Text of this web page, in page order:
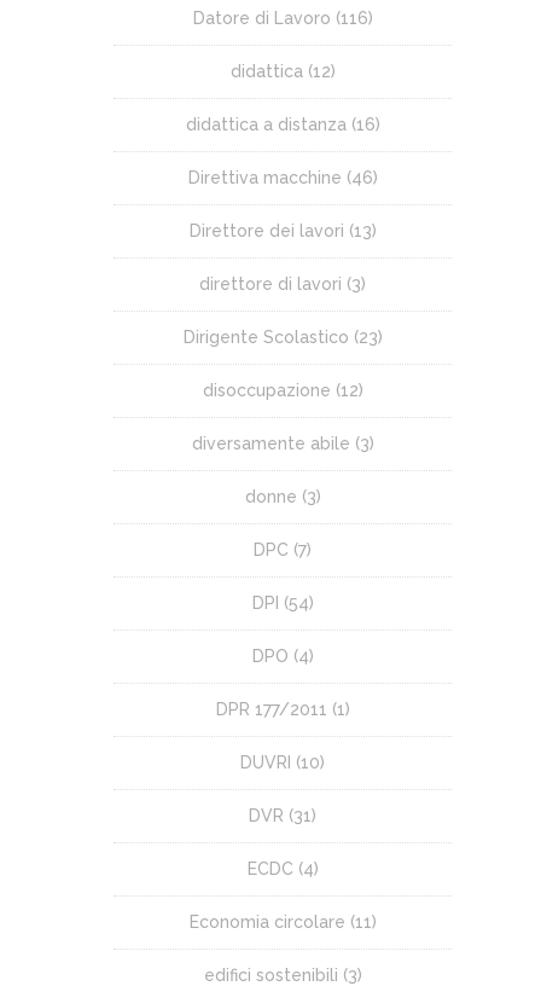
Datore di Lavoro (116)
didattica (12)
didattica a distanza (16)
Direttiva macchine (46)
Direttore dei lavori (13)
direttore di lavori (3)
Dirigente Scolastico (23)
disoccupazione (12)
diversamente abile (3)
donne (3)
DPC (7)
DPI (54)
DPO (4)
DPR 177/2011 (1)
DUVRI (10)
DVR (31)
ECDC (4)
Economia circolare (11)
edifici sostenibili (3)